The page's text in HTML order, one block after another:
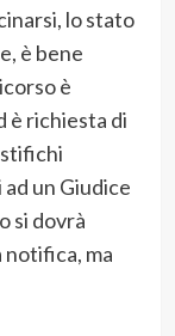
lo stato
è bene
è
è richiesta di
ad un Giudice
si dovrà
notifica, ma